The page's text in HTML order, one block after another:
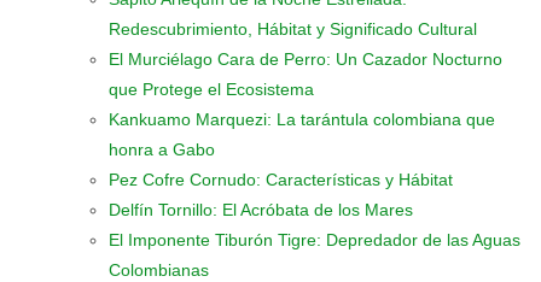
Redescubrimiento, Hábitat y Significado Cultural
El Murciélago Cara de Perro: Un Cazador Nocturno
que Protege el Ecosistema
Kankuamo Marquezi: La tarántula colombiana que
honra a Gabo
Pez Cofre Cornudo: Características y Hábitat
Delfín Tornillo: El Acróbata de los Mares
El Imponente Tiburón Tigre: Depredador de las Aguas
Colombianas